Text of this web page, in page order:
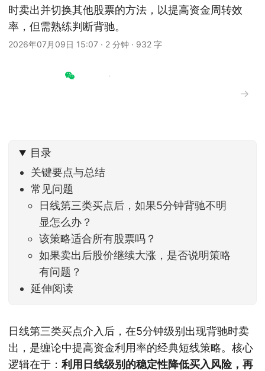
时卖出并切换其他股票的方法，以提高资金周转效
率，但需熟练判断背驰。
2026年07月09日 15:07 · 2 分钟 · 932 字
→
目录
关键要点与总结
常见问题
日线第三类买点后，如果5分钟背驰不明
显怎么办？
该策略适合所有股票吗？
如果卖出后股价继续大涨，是否说明策略
有问题？
延伸阅读
日线第三类买点介入后，在5分钟级别出现背驰时卖
出，是缠论中提高资金利用率的经典短线策略。核心
逻辑在于： 利用日线级别的稳定性降低买入风险，再